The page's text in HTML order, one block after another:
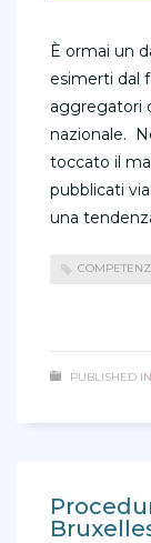
È ormai un
esimerti dal
aggregatori
nazionale.
toccato il
pubblicati
una
PUBLISHED IN